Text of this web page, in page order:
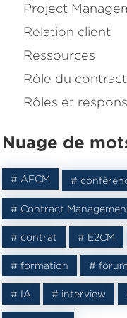
Project
Relation client
Ressources
Rôle du
Rôles et
Nuage de
# AFCM #
# Contract
# contrat # E2CM
# formation # forum
# IA # interview
une